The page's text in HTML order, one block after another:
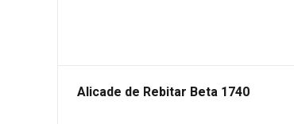
Alicade de Rebitar Beta 1740